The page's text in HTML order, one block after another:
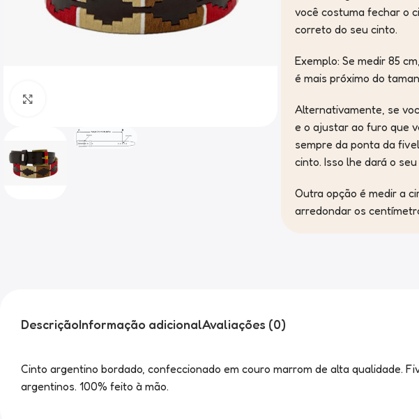
você costuma fechar o
correto do seu cinto.
Exemplo: Se medir 85
é mais próximo do
Alternativamente, se
e o ajustar ao furo que
sempre da ponta da
cinto. Isso lhe dará o
Outra opção é medir a
arredondar os
DescriçãoInformação adicionalAvaliações (0)
Cinto argentino bordado, confeccionado em couro marrom de alta qualidade.
argentinos. 100% feito à mão.